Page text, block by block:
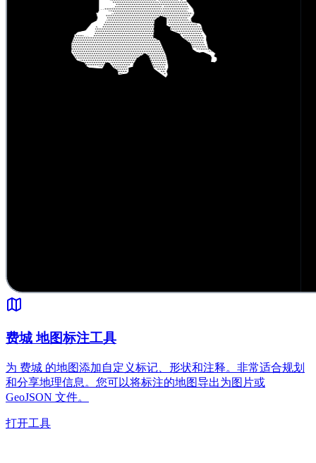
费城 地图标注工具
为 费城 的地图添加自定义标记、形状和注释。非常适合规划
和分享地理信息。您可以将标注的地图导出为图片或
GeoJSON 文件。
打开工具